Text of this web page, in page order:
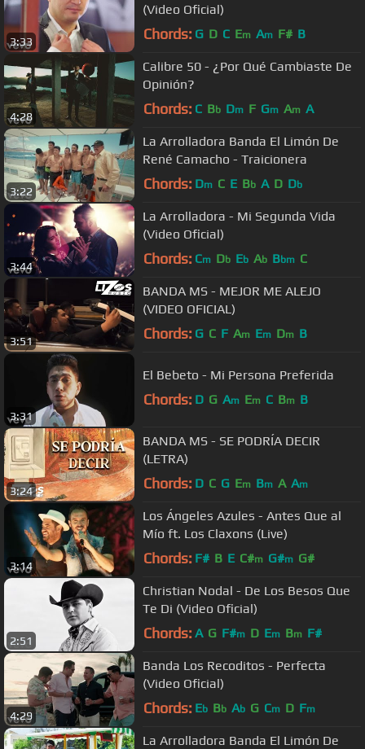
3:33
(Video Oficial)
Chords: G D C Em Am F# B
4:28
Calibre 50 - ¿Por Qué Cambiaste De
Opinión?
Chords: C Bb Dm F Gm Am A
3:22
La Arrolladora Banda El Limón De
René Camacho - Traicionera
Chords: Dm C E Bb A D Db
3:44
La Arrolladora - Mi Segunda Vida
(Video Oficial)
Chords: Cm Db Eb Ab Bbm C
3:51
BANDA MS - MEJOR ME ALEJO
(VIDEO OFICIAL)
Chords: G C F Am Em Dm B
3:31
El Bebeto - Mi Persona Preferida
Chords: D G Am Em C Bm B
3:24
BANDA MS - SE PODRÍA DECIR
(LETRA)
Chords: D C G Em Bm A Am
3:14
Los Ángeles Azules - Antes Que al
Mío ft. Los Claxons (Live)
Chords: F# B E C#m G#m G#
2:51
Christian Nodal - De Los Besos Que
Te Di (Video Oficial)
Chords: A G F#m D Em Bm F#
4:29
Banda Los Recoditos - Perfecta
(Video Oficial)
Chords: Eb Bb Ab G Cm D Fm
La Arrolladora Banda El Limón De